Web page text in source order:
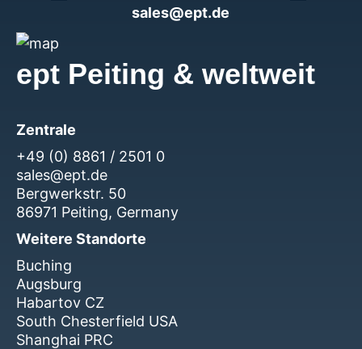
sales@ept.de
ept Peiting & weltweit
Zentrale
+49 (0) 8861 / 2501 0
sales@ept.de
Bergwerkstr. 50
86971 Peiting, Germany
Weitere Standorte
Buching
Augsburg
Habartov CZ
South Chesterfield USA
Shanghai PRC